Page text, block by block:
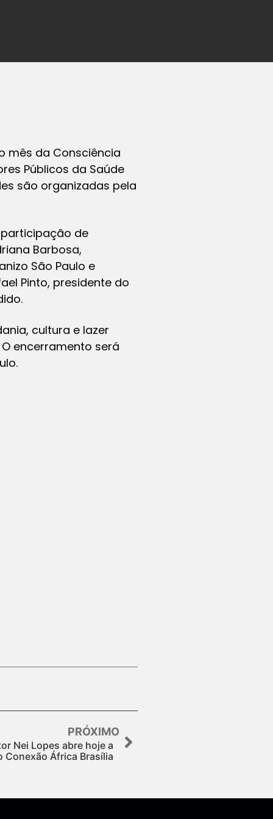
mês da Consciência
Públicos da Saúde
são organizadas pela
de
Barbosa,
São Paulo e
Pinto, presidente do
cultura e lazer
encerramento será
PRÓXIMO
Nei Lopes abre hoje a
África Brasília